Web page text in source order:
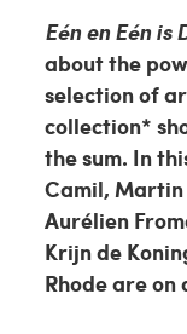
Eén en Eén is
about the
selection of
collection*
the sum. In
Camil, Martin
Aurélien
Krijn de
Rhode are on